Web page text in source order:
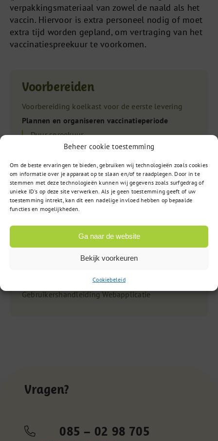
Beheer cookie toestemming
Om de beste ervaringen te bieden, gebruiken wij technologieën zoals cookies
om informatie over je apparaat op te slaan en/of te raadplegen. Door in te
stemmen met deze technologieën kunnen wij gegevens zoals surfgedrag of
unieke ID's op deze site verwerken. Als je geen toestemming geeft of uw
toestemming intrekt, kan dit een nadelige invloed hebben op bepaalde
functies en mogelijkheden.
Ga naar de website
Bekijk voorkeuren
Cookiebeleid
verpakkingsmateriaal van zowel de naald als het
vaccin. Hiervoor is extra personeel nodig of moet
extra tijd worden gepland, om vertraging van het
vaccinatiespreekuur te voorkomen.
Voorbereiden
Voorbereiding koelkast voor de eerste levering
Plannen en organiseren vaccinatieperiode
Duur spreekuur
Indeling personeel
Planning griepvaccinatiecampagne
Gezamenlijk spreekuur griep- en
pneumokokkenvaccinatie
Aflevering vaccins
Bestellen vaccins
Gebruik veiligheidsnaalden
Bestellen drukwerk
Gebruikershandleiding Webapplicatie
Vragen?
085 – 02 98 705